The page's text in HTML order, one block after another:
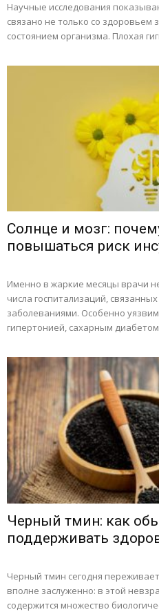
Научные исследования
связано не только со здоровьем
состоянием организма. Плохая
Солнце и мозг:
повышаться риск
Именно в жаркие месяцы врачи
числа госпитализаций,
заболеваниями. Особенно
гипертонией, сахарным
Черный тмин: как
поддерживать
Черный тмин сегодня
вполне заслуженно: в этой
содержится множество